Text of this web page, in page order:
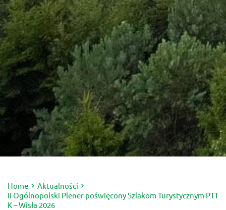
Home
Aktualności
II Ogólnopolski Plener poświęcony Szlakom Turystycznym PTT
K – Wisła 2026